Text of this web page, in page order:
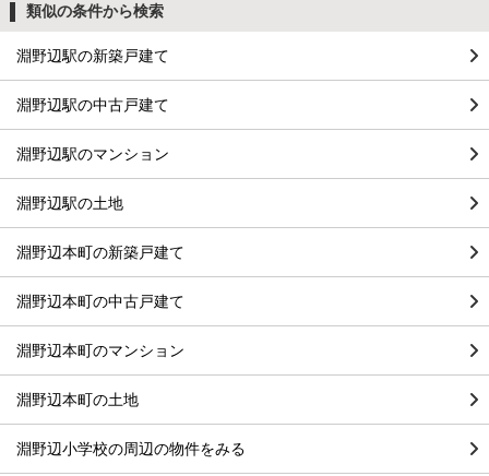
類似の条件から検索
淵野辺駅の新築戸建て
淵野辺駅の中古戸建て
淵野辺駅のマンション
淵野辺駅の土地
淵野辺本町の新築戸建て
淵野辺本町の中古戸建て
淵野辺本町のマンション
淵野辺本町の土地
淵野辺小学校の周辺の物件をみる